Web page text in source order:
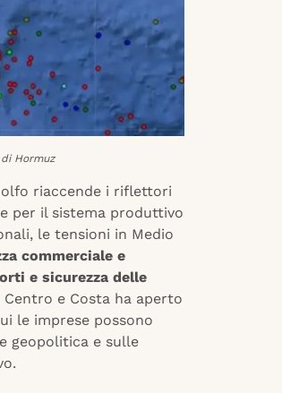
Hormuz
riaccende i riflettori
per il sistema produttivo
le tensioni in Medio
commerciale e
e sicurezza delle
e Costa ha aperto
le imprese possono
geopolitica e sulle